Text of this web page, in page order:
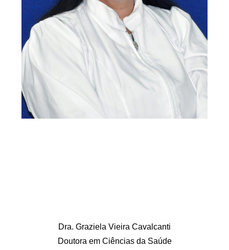
Dra. Graziela Vieira Cavalcanti
Doutora em Ciências da Saúde